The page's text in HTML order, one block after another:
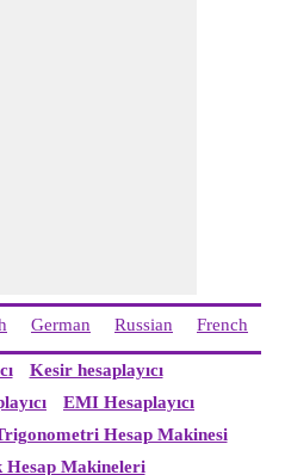
German Russian French
Kesir hesaplayıcı
EMI Hesaplayıcı
Hesap Makinesi
Makineleri